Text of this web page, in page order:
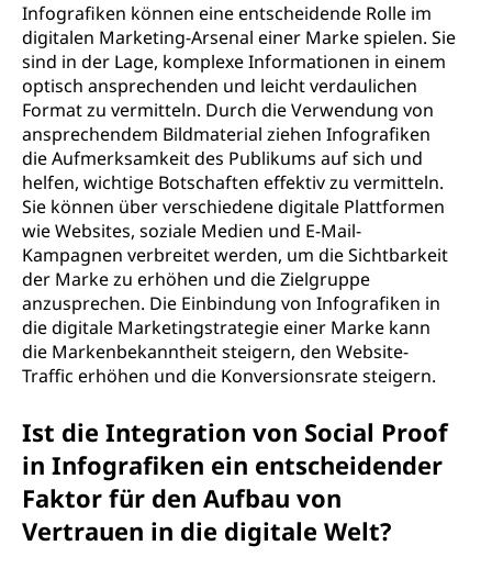
Infografiken können eine entscheidende Rolle im
digitalen Marketing-Arsenal einer Marke spielen. Sie
sind in der Lage, komplexe Informationen in einem
optisch ansprechenden und leicht verdaulichen
Format zu vermitteln. Durch die Verwendung von
ansprechendem Bildmaterial ziehen Infografiken
die Aufmerksamkeit des Publikums auf sich und
helfen, wichtige Botschaften effektiv zu vermitteln.
Sie können über verschiedene digitale Plattformen
wie Websites, soziale Medien und E-Mail-
Kampagnen verbreitet werden, um die Sichtbarkeit
der Marke zu erhöhen und die Zielgruppe
anzusprechen. Die Einbindung von Infografiken in
die digitale Marketingstrategie einer Marke kann
die Markenbekanntheit steigern, den Website-
Traffic erhöhen und die Konversionsrate steigern.
Ist die Integration von Social Proof
in Infografiken ein entscheidender
Faktor für den Aufbau von
Vertrauen in die digitale Welt?